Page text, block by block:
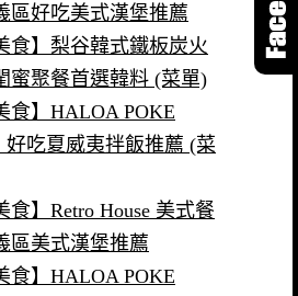
區好吃美式漢堡推薦
食】梨谷韓式鐵板炭火
蜜聚餐首選韓料 (菜單)
食】HALOA POKE
好吃夏威夷拌飯推薦 (菜
食】Retro House 美式餐
區美式漢堡推薦
食】HALOA POKE